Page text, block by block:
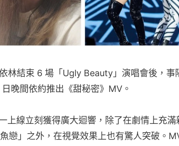
林結束 6 場「Ugly Beauty」演唱會後，事
日晚間依約推出《甜秘密》MV。
上線立刻獲得廣大迴響，除了在劇情上充
魚戀」之外，在視覺效果上也有驚人突破。